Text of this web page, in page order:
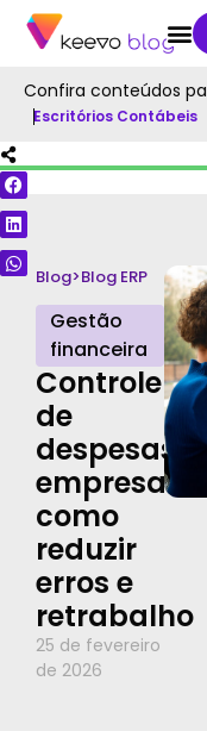
Confira conteúdos
Escritórios Contábeis
Blog>Blog ERP
Gestão
financeira
Controle
de
despesas
empresarial:
como
reduzir
erros e
retrabalho
25 de fevereiro
de 2026